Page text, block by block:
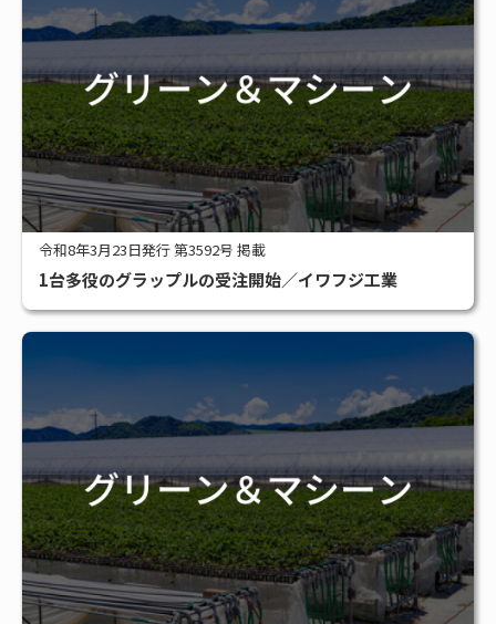
令和8年3月23日発行 第3592号 掲載
1台多役のグラップルの受注開始／イワフジ工業